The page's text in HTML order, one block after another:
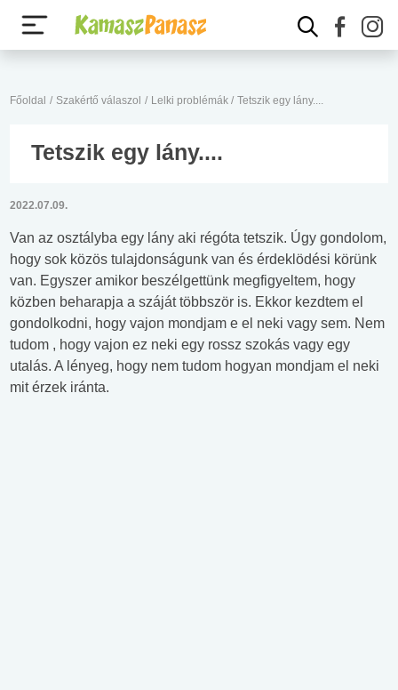
Főoldal / Szakértő válaszol / Lelki problémák / Tetszik egy lány....
Tetszik egy lány....
2022.07.09.
Van az osztályba egy lány aki régóta tetszik. Úgy gondolom,
hogy sok közös tulajdonságunk van és érdeklödési körünk
van. Egyszer amikor beszélgettünk megfigyeltem, hogy
közben beharapja a száját többször is. Ekkor kezdtem el
gondolkodni, hogy vajon mondjam e el neki vagy sem. Nem
tudom , hogy vajon ez neki egy rossz szokás vagy egy
utalás. A lényeg, hogy nem tudom hogyan mondjam el neki
mit érzek iránta.